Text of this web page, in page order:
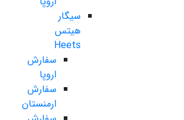
سیگار
هیتس
Heets
سفارش
اروپا
سفارش
ارمنستان